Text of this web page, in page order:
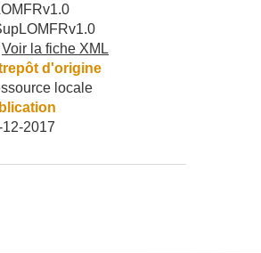
Voir la fiche XML
d'origine
locale
12-2017